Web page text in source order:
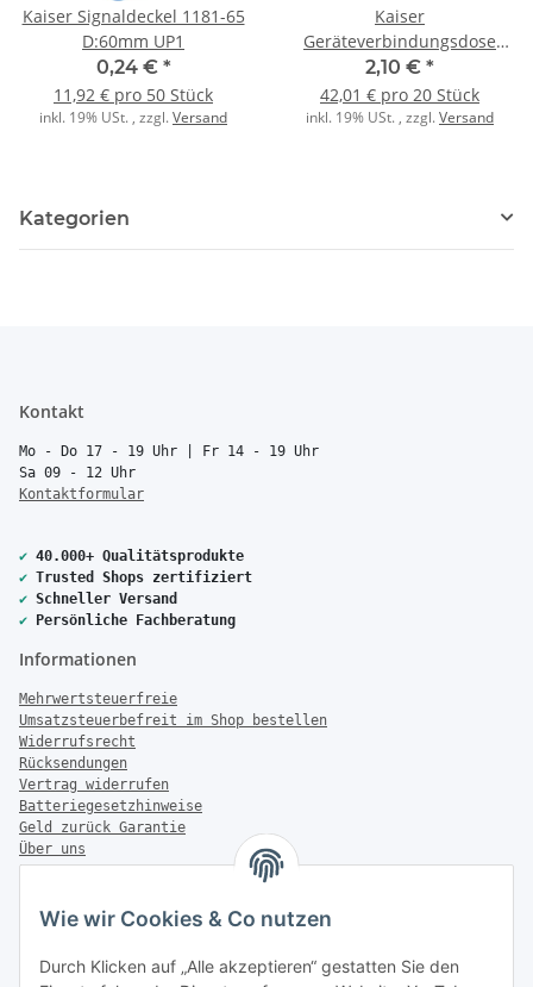
Wie wir Cookies & Co nutzen
Durch Klicken auf „Alle akzeptieren“ gestatten Sie den
Kaiser Signaldeckel 1181-65
D:60mm UP1
0,24 € *
11,92 € pro 50 Stück
inkl. 19% USt. , zzgl.Versand
Kaiser
Geräteverbindungsdose
1555-26 UP1 ECON Fix
luftdicht m. Klemmr
2,10 € *
42,01 € pro 20 Stück
inkl. 19% USt. , zzgl.Versand
Kategorien
Kontakt
Mo - Do 17 - 19 Uhr | Fr 14 - 19 Uhr
Sa 09 - 12 Uhr
Kontaktformular
✔ 40.000+ Qualitätsprodukte
✔ Trusted Shops zertifiziert
✔ Schneller Versand
✔ Persönliche Fachberatung
Informationen
Mehrwertsteuerfreie
Umsatzsteuerbefreit im Shop bestellen
Widerrufsrecht
Rücksendungen
Vertrag widerrufen
Batteriegesetzhinweise
Geld zurück Garantie
Über uns
FAQ
Zahlung & Versand